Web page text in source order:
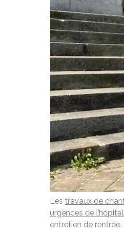
Les travaux de
urgences de
entretien de